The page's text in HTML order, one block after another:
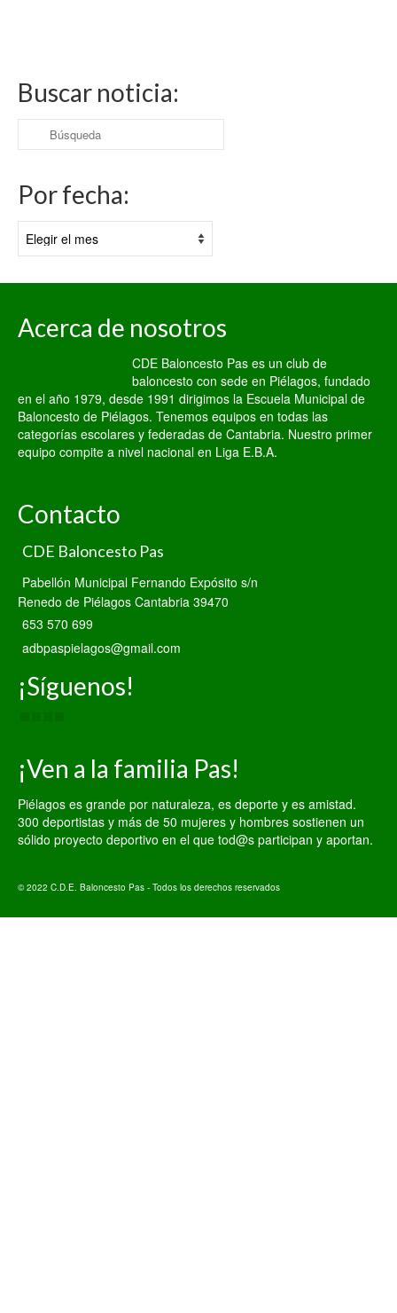
Buscar noticia:
Buscar
por:
Por fecha:
fecha:
Acerca de nosotros
CDE Baloncesto Pas es un club de
baloncesto con sede en Piélagos, fundado
en el año 1979, desde 1991 dirigimos la Escuela Municipal de
Baloncesto de Piélagos. Tenemos equipos en todas las
categorías escolares y federadas de Cantabria. Nuestro primer
equipo compite a nivel nacional en Liga E.B.A.
Contacto
CDE Baloncesto Pas
Pabellón Municipal Fernando Expósito s/n
Renedo de Piélagos Cantabria 39470
653 570 699
adbpaspielagos@gmail.com
¡Síguenos!
¡Ven a la familia Pas!
Piélagos es grande por naturaleza, es deporte y es amistad.
300 deportistas y más de 50 mujeres y hombres sostienen un
sólido proyecto deportivo en el que tod@s participan y aportan.
© 2022 C.D.E. Baloncesto Pas - Todos los derechos reservados